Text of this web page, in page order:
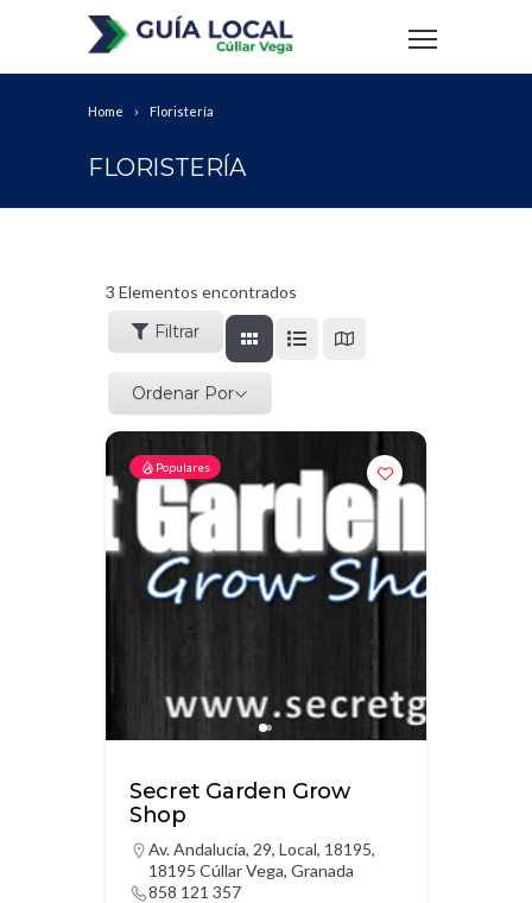
Home Floristería
FLORISTERÍA
3 Elementos encontrados
Filtrar
Ordenar Por
Populares
Secret Garden Grow
Shop
Av. Andalucía, 29, Local, 18195,
18195 Cúllar Vega, Granada
858 121 357